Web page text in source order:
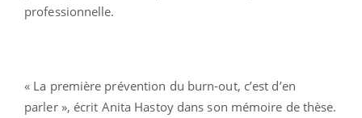
professionnelle.
« La première prévention du burn-out, c’est d’en
parler », écrit Anita Hastoy dans son mémoire de thèse.